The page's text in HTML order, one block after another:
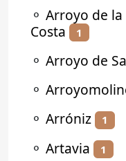
⚬ Arroyo de
Costa
1
⚬ Arroyo de
⚬
⚬ Arróniz 1
⚬ Artavia 1